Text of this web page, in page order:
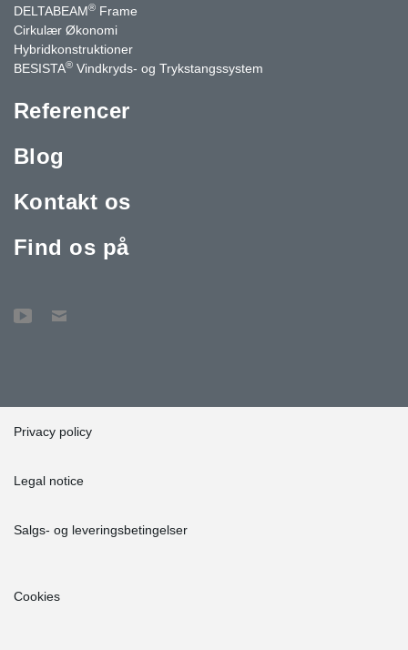
DELTABEAM® Frame
Cirkulær Økonomi
Hybridkonstruktioner
BESISTA® Vindkryds- og Trykstangssystem
Referencer
Blog
Kontakt os
Find os på
Privacy policy
Legal notice
Salgs- og leveringsbetingelser
Cookies